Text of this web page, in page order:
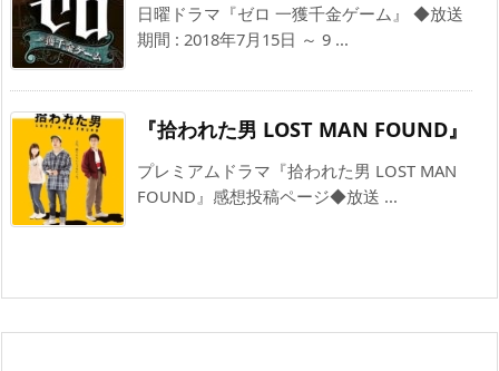
日曜ドラマ『ゼロ 一獲千金ゲーム』 ◆放送
期間 : 2018年7月15日 ～ 9 ...
『拾われた男 LOST MAN FOUND』
プレミアムドラマ『拾われた男 LOST MAN
FOUND』感想投稿ページ◆放送 ...